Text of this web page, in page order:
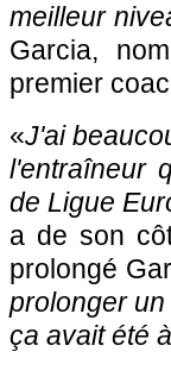
meilleur
Garcia,
premier
«J'ai
l'entraîneur
de Ligue
a de son
prolongé
prolonger
ça avait été